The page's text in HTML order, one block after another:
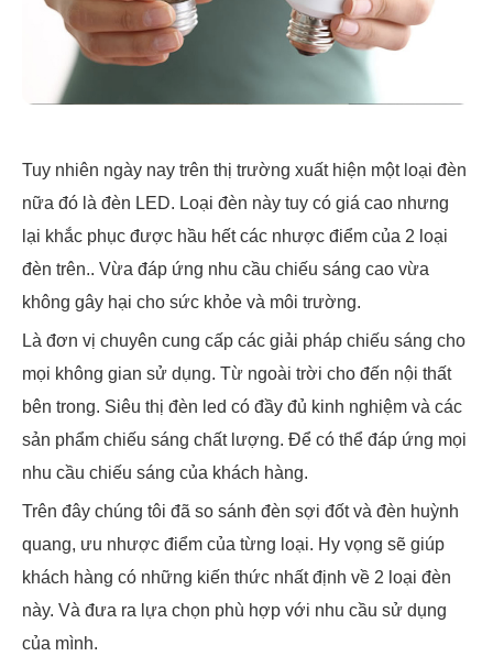
Tuy nhiên ngày nay trên thị trường xuất hiện một loại đèn
nữa đó là đèn LED. Loại đèn này tuy có giá cao nhưng
lại khắc phục được hầu hết các nhược điểm của 2 loại
đèn trên.. Vừa đáp ứng nhu cầu chiếu sáng cao vừa
không gây hại cho sức khỏe và môi trường.
Là đơn vị chuyên cung cấp các giải pháp chiếu sáng cho
mọi không gian sử dụng. Từ ngoài trời cho đến nội thất
bên trong. Siêu thị đèn led có đầy đủ kinh nghiệm và các
sản phẩm chiếu sáng chất lượng. Để có thể đáp ứng mọi
nhu cầu chiếu sáng của khách hàng.
Trên đây chúng tôi đã so sánh đèn sợi đốt và đèn huỳnh
quang, ưu nhược điểm của từng loại. Hy vọng sẽ giúp
khách hàng có những kiến thức nhất định về 2 loại đèn
này. Và đưa ra lựa chọn phù hợp với nhu cầu sử dụng
của mình.